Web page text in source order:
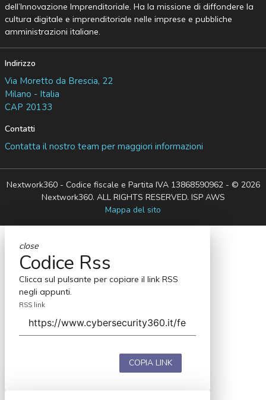
dell’Innovazione Imprenditoriale. Ha la missione di diffondere la
cultura digitale e imprenditoriale nelle imprese e pubbliche
amministrazioni italiane.
Indirizzo
Via Moretto da Brescia, 22
Milano - Italia
CAP 20133
Contatti
Contatta il nostro team per maggiori informazioni
Nextwork360 - Codice fiscale e Partita IVA 13868590962 - © 2026
Nextwork360. ALL RIGHTS RESERVED. ISP AWS
Mappa del sito
close
Codice Rss
Clicca sul pulsante per copiare il link RSS
negli appunti.
RSS link
COPIA LINK